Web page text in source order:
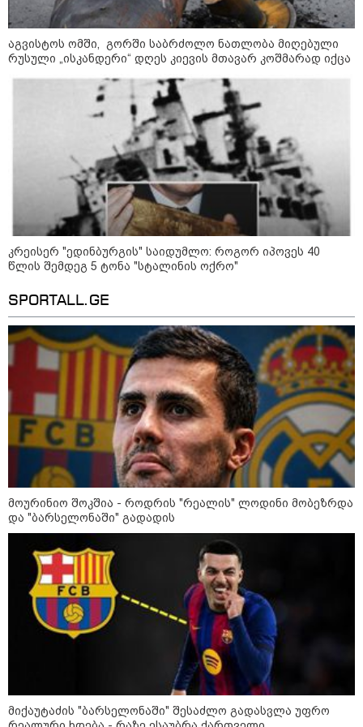
"მტკიცებულებების არ
არსებობის საფუძველზე, ნია
იმნაძის აღკვეთის ღონისძიების
გარეშე დატოვებას
მოვითხოვთ" - ადვოკატი
16:26 / 07-08-2026
ადვოკატი ნია იმნაძის
საავადმყოფოში გადაღებულ
კადრებს აქვეყნებს - "რა
მტკიცებულება გაქვთ, რაც
საფუძვლად დაუდეთ
არასრულწლოვნის ამ
მდგომარეობაში ჩაგდებას?"
15:49 / 07-08-2026
"ვესაუბრე ვიდეოს ავტორს...
მიდასტურებს, რომ ის
დადიანიძის ტონი" - ადვოკატი
ახალი დეტალებით
კატეგორიის ყველა სიახლე
კატეგორიები
აგვისტოს ომში, გორში საბრძოლო ნათლობა მიღებული
რუსული „ისკანდერი“ დღეს კიევის მთავარ კოშმარად იქცა
კრეისერ "ედინბურგის" საიდუმლო: როგორ იპოვეს 40
წლის შემდეგ 5 ტონა "სტალინის ოქრო"
SPORTALL.GE
მოურინიო შოკშია - როდრის "რეალის" ლოდინი მობეზრდა
და "ბარსელონაში" გადადის
მიქაუტაძის "ბარსელონაში" შესაძლო გადასვლა უფრო